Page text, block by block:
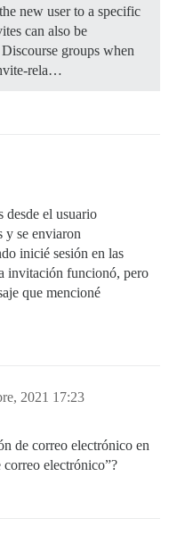
new user to a specific
can also be
groups when
rela…
desde el usuario
y se enviaron
inicié sesión en las
invitación funcionó, pero
que mencioné
2021 17:23
de correo electrónico en
electrónico”?